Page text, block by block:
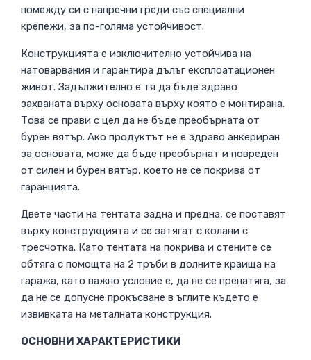
помежду си с напречни греди със специални
крепежи, за по-голяма устойчивост.
Конструкцията е изключително устойчива на
натоварвания и гарантира дълъг експлоатационен
живот. Задължително е тя да бъде здраво
захваната върху основата върху която е монтирана.
Това се прави с цел да не бъде преобърната от
бурен вятър. Ако продуктът не е здраво анкериран
за основата, може да бъде преобърнат и повреден
от силен и бурен вятър, което не се покрива от
гаранцията.
Двете части на тентата задна и предна, се поставят
върху конструкцията и се затягат с колани с
тресчотка. Като тентата на покрива и стените се
обтяга с помощта на 2 тръби в долните краища на
гаража, като важно условие е, да не се пренатяга, за
да не се допусне прокъсване в ъглите където е
извивката на металната конструкция.
ОСНОВНИ ХАРАКТЕРИСТИКИ